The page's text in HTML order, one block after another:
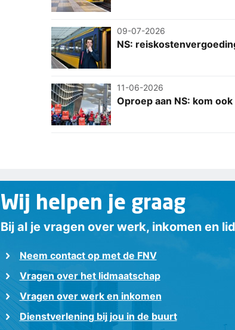
09-07-2026
NS:
11-06-2026
Oproep aan NS: kom
Wij helpen je graag
Bij al je vragen over werk, inkomen en
Neem contact op met de FNV
Vragen over het lidmaatschap
Vragen over werk en inkomen
Dienstverlening bij jou in de buurt